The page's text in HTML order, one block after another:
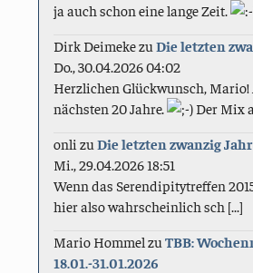
ja auch schon eine lange Zeit.
Dirk DeimekezuDie letzten
Do., 30.04.2026 04:02
Herzlichen Glückwunsch,
nächsten 20 Jahre.
Der Mix
onli zuDie letzten zwanzig
Mi., 29.04.2026 18:51
Wenn das Serendipitytreffen
hier also wahrscheinlich sch [...]
Mario Hommel zuTBB:
18.01.-31.01.2026